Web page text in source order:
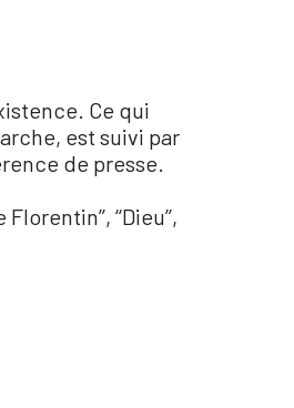
Ce qui
est suivi par
de presse.
‘‘Dieu’’,